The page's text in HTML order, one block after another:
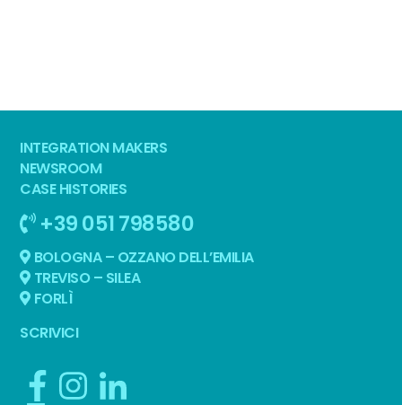
INTEGRATION MAKERS
NEWSROOM
CASE HISTORIES
+39 051 798580
BOLOGNA – OZZANO DELL’EMILIA
TREVISO – SILEA
FORLÌ
SCRIVICI